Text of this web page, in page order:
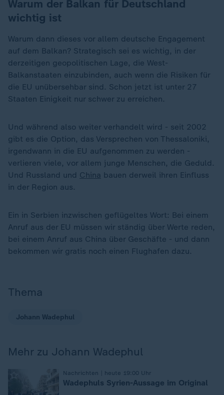
Warum der Balkan für Deutschland
wichtig ist
Warum dann dieses vor allem deutsche Engagement
auf dem Balkan? Strategisch sei es wichtig, in der
derzeitigen geopolitischen Lage, die West-
Balkanstaaten einzubinden, auch wenn die Risiken für
die EU unübersehbar sind. Schon jetzt ist unter 27
Staaten Einigkeit nur schwer zu erreichen.
Und während also weiter verhandelt wird - seit 2002
gibt es die Option, das Versprechen von Thessaloniki,
irgendwann in die EU aufgenommen zu werden -
verlieren viele, vor allem junge Menschen, die Geduld.
Und Russland und China bauen derweil ihren Einfluss
in der Region aus.
Ein in Serbien inzwischen geflügeltes Wort: Bei einem
Anruf aus der EU müssen wir ständig über Werte reden,
bei einem Anruf aus China über Geschäfte - und dann
bekommen wir gratis noch einen Flughafen dazu.
Thema
Johann Wadephul
Mehr zu Johann Wadephul
Nachrichten | heute 19:00 Uhr
Wadephuls Syrien-Aussage im Original